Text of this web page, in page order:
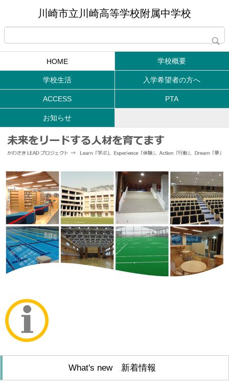
川崎市立川崎高等学校附属中学校
HOME 学校概要
学校生活 入学希望者の方へ
ACCESS PTA
お知らせ
What's new 新着情報